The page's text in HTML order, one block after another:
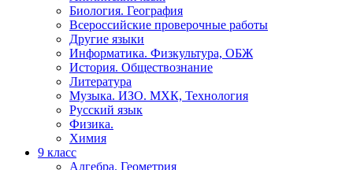
Биология. География
Всероссийские проверочные работы
Другие языки
Информатика. Физкультура, ОБЖ
История. Обществознание
Литература
Музыка. ИЗО. МХК, Технология
Русский язык
Физика.
Химия
9 класс
Алгебра. Геометрия